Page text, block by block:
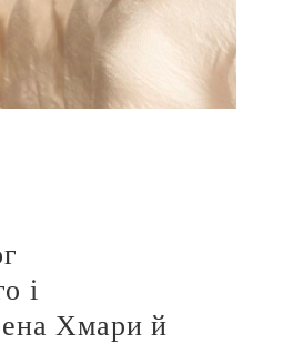
і
Хмари й